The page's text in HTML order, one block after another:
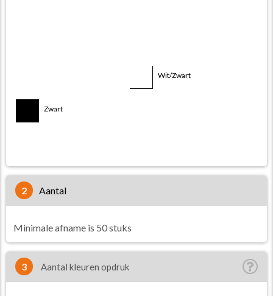
Wit/Zwart
Zwart
2 aantal
Minimale afname is 50 stuks
3 Aantal kleuren opdruk